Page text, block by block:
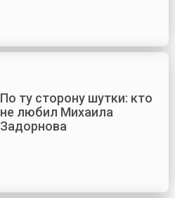
По ту сторону шутки: кто
не любил Михаила
Задорнова